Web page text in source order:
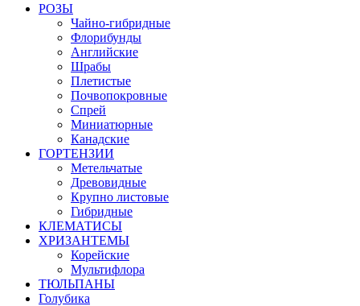
РОЗЫ
Чайно-гибридные
Флорибунды
Английские
Шрабы
Плетистые
Почвопокровные
Спрей
Миниатюрные
Канадские
ГОРТЕНЗИИ
Метельчатые
Древовидные
Крупно листовые
Гибридные
КЛЕМАТИСЫ
ХРИЗАНТЕМЫ
Корейские
Мультифлора
ТЮЛЬПАНЫ
Голубика